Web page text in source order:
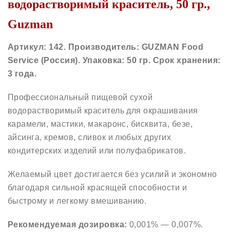
водорастворимый краситель, 50 гр.,
Guzman
Артикул: 142. Производитель: GUZMAN Food
Service (Россия). Упаковка: 50 гр. Срок хранения:
3 года.
Профессиональный пищевой сухой
водорастворимый краситель для окрашивания
карамели, мастики, макаронс, бисквита, безе,
айсинга, кремов, сливок и любых других
кондитерских изделий или полуфабрикатов.
Желаемый цвет достигается без усилий и экономно
благодаря сильной красящей способности и
быстрому и легкому вмешиванию.
Рекомендуемая дозировка: 0,001% — 0,007%.